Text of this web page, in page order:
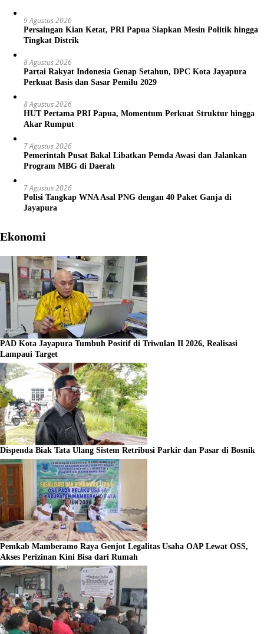
9 Agustus 2026
Persaingan Kian Ketat, PRI Papua Siapkan Mesin Politik hingga
Tingkat Distrik
8 Agustus 2026
Partai Rakyat Indonesia Genap Setahun, DPC Kota Jayapura
Perkuat Basis dan Sasar Pemilu 2029
8 Agustus 2026
HUT Pertama PRI Papua, Momentum Perkuat Struktur hingga
Akar Rumput
7 Agustus 2026
Pemerintah Pusat Bakal Libatkan Pemda Awasi dan Jalankan
Program MBG di Daerah
7 Agustus 2026
Polisi Tangkap WNA Asal PNG dengan 40 Paket Ganja di
Jayapura
Ekonomi
PAD Kota Jayapura Tumbuh Positif di Triwulan II 2026, Realisasi
Lampaui Target
Dispenda Biak Tata Ulang Sistem Retribusi Parkir dan Pasar di Bosnik
Pemkab Mamberamo Raya Genjot Legalitas Usaha OAP Lewat OSS,
Akses Perizinan Kini Bisa dari Rumah